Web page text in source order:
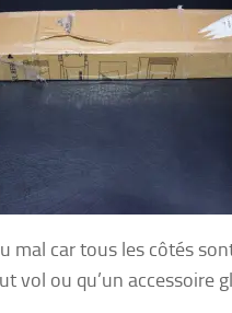
mal car tous les côtés
vol ou qu’un accessoire